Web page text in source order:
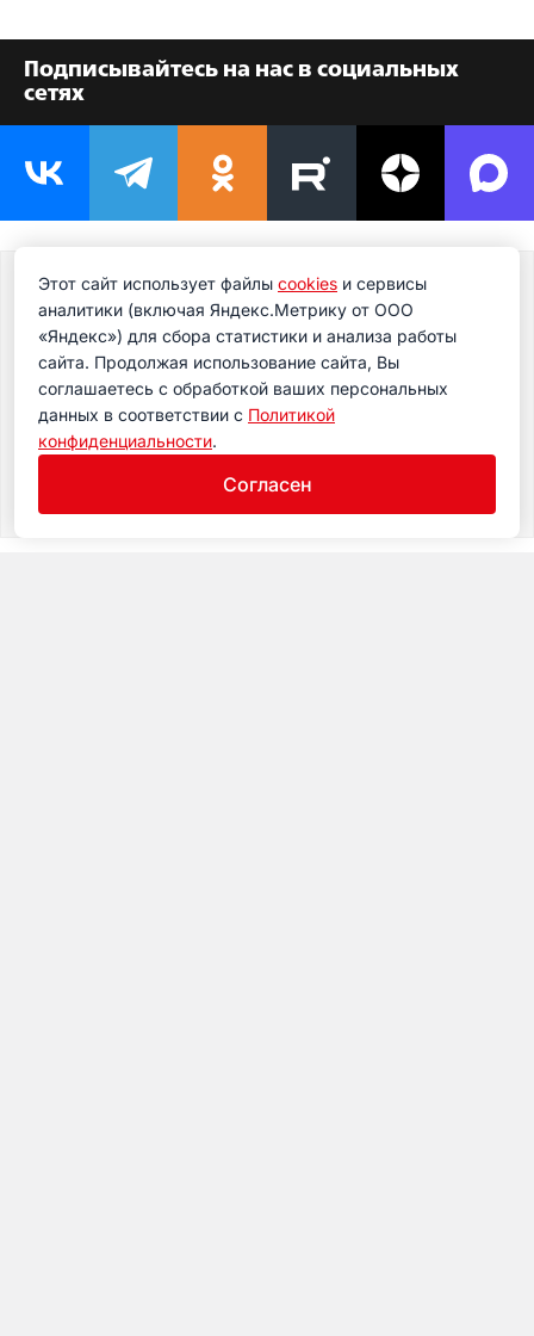
Подписывайтесь на нас в социальных
сетях
Подпишитесь на новости
Подпишитесь на рассылку сегодня и узнавайте
первым о самом важном.
Этот сайт использует файлы cookies и сервисы
аналитики (включая Яндекс.Метрику от ООО
«Яндекс») для сбора статистики и анализа работы
сайта. Продолжая использование сайта, Вы
соглашаетесь с обработкой ваших персональных
данных в соответствии с Политикой
конфиденциальности.
Согласен